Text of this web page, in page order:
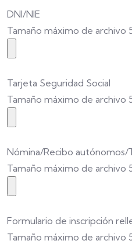
DNI/NIE
Tamaño máximo de archivo
Tarjeta Seguridad Social
Tamaño máximo de archivo
Nómina/Recibo autónomos/
Tamaño máximo de archivo
Formulario de inscripción
Tamaño máximo de archivo